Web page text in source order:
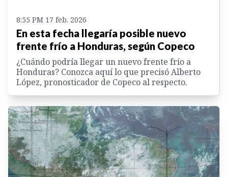
8:55 PM 17 feb. 2026
En esta fecha llegaría posible nuevo
frente frío a Honduras, según Copeco
¿Cuándo podría llegar un nuevo frente frío a
Honduras? Conozca aquí lo que precisó Alberto
López, pronosticador de Copeco al respecto.